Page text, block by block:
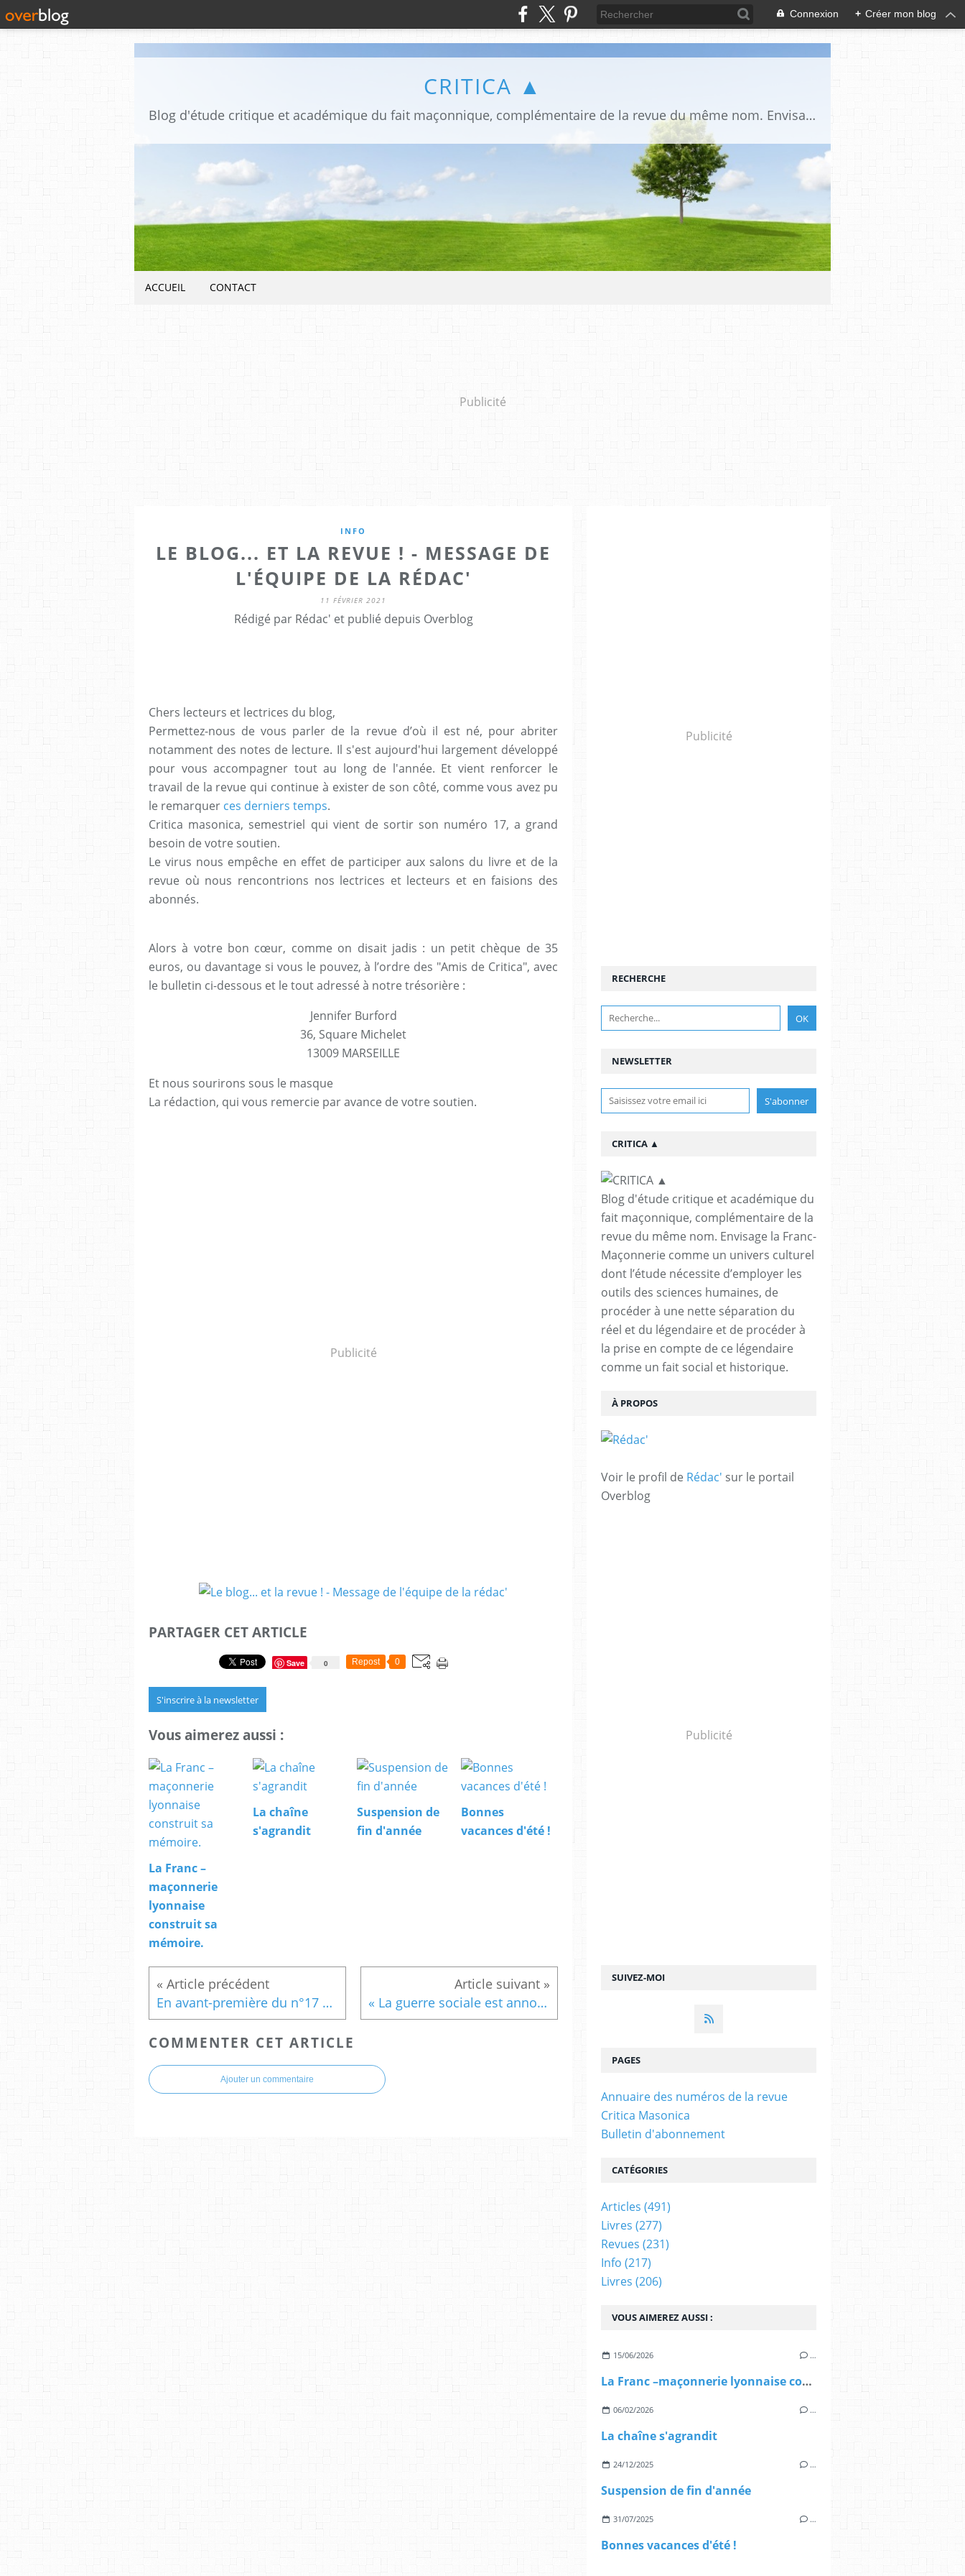
Connexion + Créer mon blog
CRITICA ▲
Blog d'étude critique et académique du fait maçonnique, complémentaire de la revue du même nom. Envisage la Franc-Maçonnerie comme un univers culturel dont l’étude nécessite d’employer les outils des sciences humaines, de procéder à une nette séparation du réel et du légendaire et de procéder à la prise en compte de ce légendaire comme un fait social et historique.
ACCUEIL CONTACT
Publicité
INFO
LE BLOG... ET LA REVUE ! - MESSAGE DE
L'ÉQUIPE DE LA RÉDAC'
11 FÉVRIER 2021
Rédigé par Rédac' et publié depuis Overblog
Chers lecteurs et lectrices du blog,
Permettez-nous de vous parler de la revue d’où il est né, pour abriter
notamment des notes de lecture. Il s'est aujourd'hui largement développé
pour vous accompagner tout au long de l'année. Et vient renforcer le
travail de la revue qui continue à exister de son côté, comme vous avez pu
le remarquer ces derniers temps.
Critica masonica, semestriel qui vient de sortir son numéro 17, a grand
besoin de votre soutien.
Le virus nous empêche en effet de participer aux salons du livre et de la
revue où nous rencontrions nos lectrices et lecteurs et en faisions des
abonnés.
Alors à votre bon cœur, comme on disait jadis : un petit chèque de 35
euros, ou davantage si vous le pouvez, à l’ordre des "Amis de Critica", avec
le bulletin ci-dessous et le tout adressé à notre trésorière :
Jennifer Burford
36, Square Michelet
13009 MARSEILLE
Et nous sourirons sous le masque
La rédaction, qui vous remercie par avance de votre soutien.
Publicité
PARTAGER CET ARTICLE
0
Save Repost 0
S'inscrire à la newsletter
Vous aimerez aussi :
La Franc –
maçonnerie
lyonnaise
construit sa
mémoire.
La chaîne
s'agrandit
Suspension de
fin d'année
Bonnes
vacances d'été !
En avant-première du n°17 de « Critica Masonica », « Démocratie, la suite » : « Relancer le quinquennat... et la démocratie » par Nicolas Fourrier « La guerre sociale est annoncée » de Romaric Godin
COMMENTER CET ARTICLE
Ajouter un commentaire
Publicité
NEWSLETTER
SUIVEZ-MOI
RECHERCHE
CRITICA ▲
Blog d'étude critique et académique du
fait maçonnique, complémentaire de la
revue du même nom. Envisage la Franc-
Maçonnerie comme un univers culturel
dont l’étude nécessite d’employer les
outils des sciences humaines, de
procéder à une nette séparation du
réel et du légendaire et de procéder à
la prise en compte de ce légendaire
comme un fait social et historique.
À PROPOS
Voir le profil de Rédac' sur le portail
Overblog
Publicité
VOUS AIMEREZ AUSSI :
15/06/2026 …
La Franc –maçonnerie lyonnaise construit sa mémoire.
06/02/2026 …
La chaîne s'agrandit
24/12/2025 …
Suspension de fin d'année
31/07/2025 …
Bonnes vacances d'été !
PAGES
Annuaire des numéros de la revue
Critica Masonica
Bulletin d'abonnement
CATÉGORIES
Articles (491)
Livres (277)
Revues (231)
Info (217)
Livres (206)